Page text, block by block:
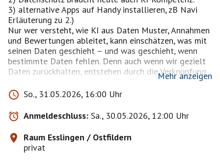
3) alternative Apps auf Handy installieren, zB Navi
Erläuterung zu 2.)
Nur wer versteht, wie KI aus Daten Muster, Annahmen
und Bewertungen ableitet, kann einschätzen, was mit
seinen Daten geschieht – und was geschieht, wenn
bestimmte Daten fehlen. Denn auch wenn wir gezielt
Daten zurückhalten, entstehen durch die Verknüpfung
vieler Quellen umfangreiche Profile. Fehlende
Informationen werden dabei oft ergänzt oder
interpretiert – und zwar nicht immer korrekt, was zu
Unfairness oder Nachteilen führen kann.
Digitale Mündigkeit bedeutet deshalb:
Daten schützen und gleichzeitig verstehen, wie
moderne Systeme aus Daten – und fehlenden Daten -
Informationen, Einschätzungen und Entscheidungen
Mehr anzeigen
So., 31.05.2026, 16:00 Uhr
Anmeldeschluss: Sa., 30.05.2026, 12:00 Uhr
Raum Esslingen / Ostfildern
privat